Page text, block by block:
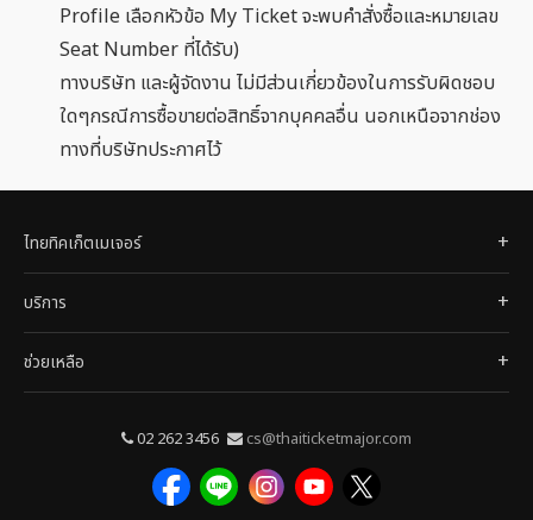
Profile เลือกหัวข้อ My Ticket จะพบคำสั่งซื้อและหมายเลข
Seat Number ที่ได้รับ)
ทางบริษัท และผู้จัดงาน ไม่มีส่วนเกี่ยวข้องในการรับผิดชอบ
ใดๆกรณีการซื้อขายต่อสิทธิ์จากบุคคลอื่น นอกเหนือจากช่อง
ทางที่บริษัทประกาศไว้
ไทยทิคเก็ตเมเจอร์
บริการ
ช่วยเหลือ
02 262 3456 cs@thaiticketmajor.com